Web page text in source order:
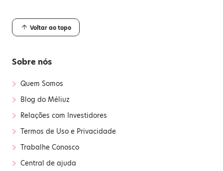
Voltar ao topo
Sobre nós
› Quem Somos
› Blog do Méliuz
› Relações com Investidores
› Termos de Uso e Privacidade
› Trabalhe Conosco
› Central de ajuda